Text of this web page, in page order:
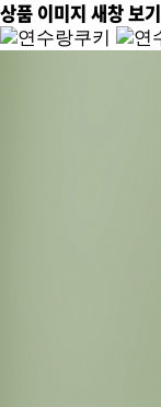
상품 이미지 새창 보기